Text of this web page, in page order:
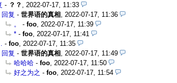
- ？？
2022-07-17, 11:33
回复 - 世界语的真相
2022-07-17, 11:36
。
- foo 2022-07-17, 11:39
* - foo 2022-07-17, 11:41
- foo 2022-07-17, 11:35
回复 - 世界语的真相
2022-07-17, 11:49
哈哈哈 - foo 2022-07-17, 11:50
好之为之 - foo 2022-07-17, 11:54